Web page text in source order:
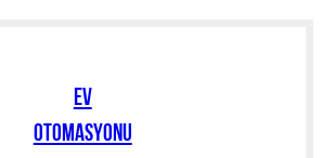
EV
OTOMASYONU